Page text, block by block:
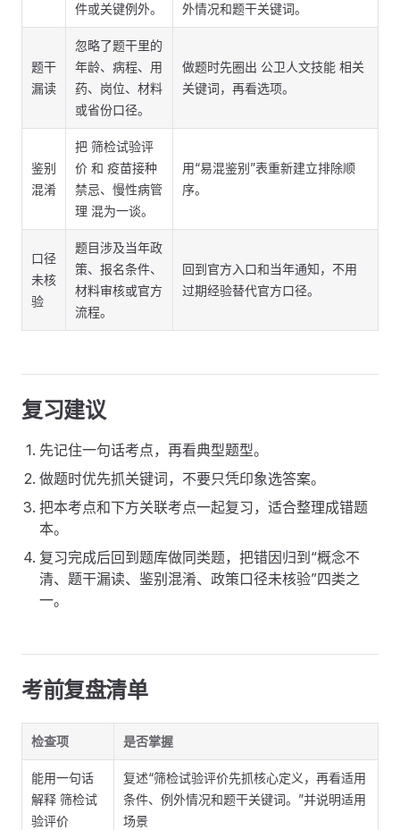
件或关键例外。
外情况和题干关键词。
题干
漏读
忽略了题干里的
年龄、病程、用
药、岗位、材料
或省份口径。
做题时先圈出 公卫人文技能 相关
关键词，再看选项。
鉴别
混淆
把 筛检试验评
价 和 疫苗接种
禁忌、慢性病管
理 混为一谈。
用“易混鉴别”表重新建立排除顺
序。
口径
未核
验
题目涉及当年政
策、报名条件、
材料审核或官方
流程。
回到官方入口和当年通知，不用
过期经验替代官方口径。
复习建议
先记住一句话考点，再看典型题型。
做题时优先抓关键词，不要只凭印象选答案。
把本考点和下方关联考点一起复习，适合整理成错题
本。
复习完成后回到题库做同类题，把错因归到“概念不
清、题干漏读、鉴别混淆、政策口径未核验”四类之
一。
考前复盘清单
检查项 是否掌握
能用一句话
解释 筛检试
验评价
复述“筛检试验评价先抓核心定义，再看适用
条件、例外情况和题干关键词。”并说明适用
场景